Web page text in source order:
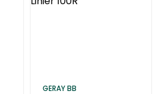
GERAY BB